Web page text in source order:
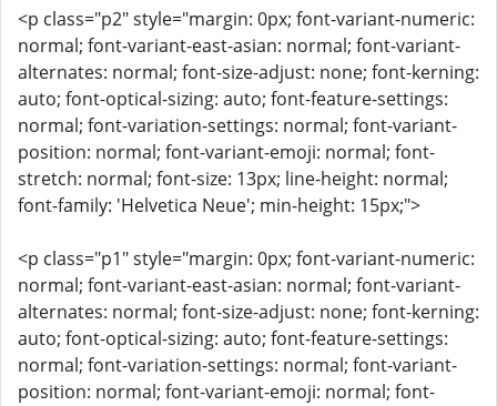
<p class="p2" style="margin: 0px; font-variant-numeric:
normal; font-variant-east-asian: normal; font-variant-
alternates: normal; font-size-adjust: none; font-kerning:
auto; font-optical-sizing: auto; font-feature-settings:
normal; font-variation-settings: normal; font-variant-
position: normal; font-variant-emoji: normal; font-
stretch: normal; font-size: 13px; line-height: normal;
font-family: 'Helvetica Neue'; min-height: 15px;">
<p class="p1" style="margin: 0px; font-variant-numeric:
normal; font-variant-east-asian: normal; font-variant-
alternates: normal; font-size-adjust: none; font-kerning:
auto; font-optical-sizing: auto; font-feature-settings:
normal; font-variation-settings: normal; font-variant-
position: normal; font-variant-emoji: normal; font-